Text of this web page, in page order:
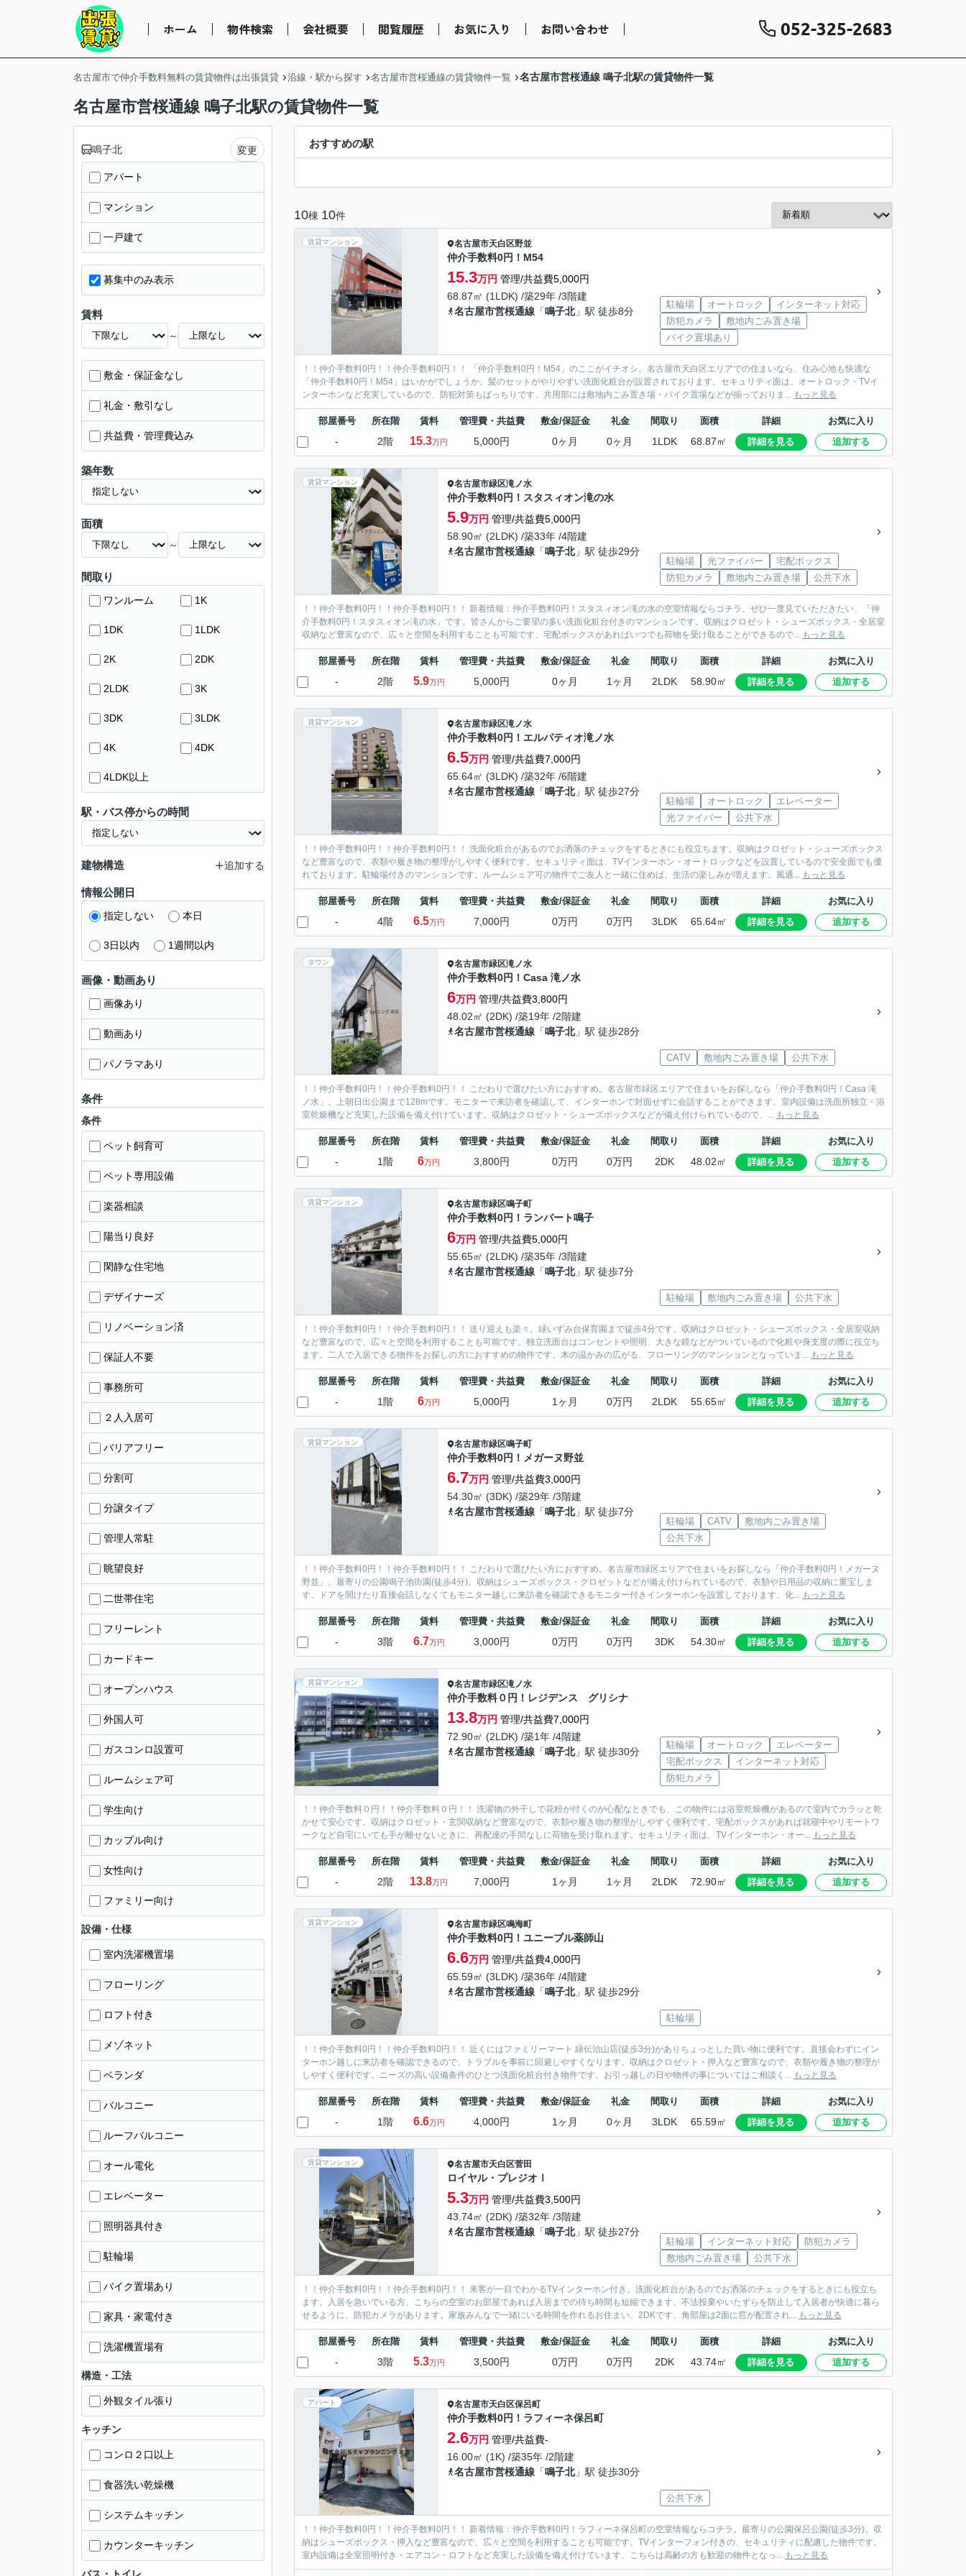
ホーム 物件検索 会社概要 閲覧履歴 お気に入り お問い合わせ 052-325-2683
名古屋市で仲介手数料無料の賃貸物件は出張賃貸 沿線・駅から探す 名古屋市営桜通線の賃貸物件一覧 名古屋市営桜通線 鳴子北駅の賃貸物件一覧
名古屋市営桜通線 鳴子北駅の賃貸物件一覧
おすすめの駅
10棟 10件
賃貸マンション 名古屋市天白区野並
仲介手数料0円！M54
15.3万円 管理/共益費5,000円
68.87㎡ (1LDK) /築29年 /3階建
名古屋市営桜通線 「鳴子北」駅 徒歩8分
駐輪場 オートロック
インターネット対応
防犯カメラ
敷地内ごみ置き場
バイク置場あり
！！仲介手数料0円！！仲介手数料0円！！ 「仲介手数料0円！M54」のここがイチオシ。名古屋市天白区エリアでの住まいなら、住み心地も快適な
「仲介手数料0円！M54」はいかがでしょうか。髪のセットがやりやすい洗面化粧台が設置されております。セキュリティ面は、オートロック・TVイ
ンターホンなど充実しているので、防犯対策もばっちりです。共用部には敷地内ごみ置き場・バイク置場などが揃っておりま... もっと見る
部屋番号 所在階 賃料 管理費・共益費 敷金/保証金 礼金 間取り 面積 詳細 お気に入り
- 2階 15.3万円 5,000円 0ヶ月 0ヶ月 1LDK 68.87㎡ 詳細を見る 追加する
賃貸マンション 名古屋市緑区滝ノ水
仲介手数料0円！スタスィオン滝の水
5.9万円 管理/共益費5,000円
58.90㎡ (2LDK) /築33年 /4階建
名古屋市営桜通線 「鳴子北」駅 徒歩29分
駐輪場 光ファイバー
宅配ボックス
防犯カメラ
敷地内ごみ置き場 公共下水
！！仲介手数料0円！！仲介手数料0円！！ 新着情報：仲介手数料0円！スタスィオン滝の水の空室情報ならコチラ。ぜひ一度見ていただきたい、「仲
介手数料0円！スタスィオン滝の水」です。皆さんからご要望の多い洗面化粧台付きのマンションです。収納はクロゼット・シューズボックス・全居室
収納など豊富なので、広々と空間を利用することも可能です。宅配ボックスがあればいつでも荷物を受け取ることができるので... もっと見る
部屋番号 所在階 賃料 管理費・共益費 敷金/保証金 礼金 間取り 面積 詳細 お気に入り
- 2階 5.9万円 5,000円 0ヶ月 1ヶ月 2LDK 58.90㎡ 詳細を見る 追加する
賃貸マンション 名古屋市緑区滝ノ水
仲介手数料0円！エルパティオ滝ノ水
6.5万円 管理/共益費7,000円
65.64㎡ (3LDK) /築32年 /6階建
名古屋市営桜通線 「鳴子北」駅 徒歩27分
駐輪場 オートロック
エレベーター
光ファイバー
公共下水
！！仲介手数料0円！！仲介手数料0円！！ 洗面化粧台があるのでお洒落のチェックをするときにも役立ちます。収納はクロゼット・シューズボックス
など豊富なので、衣類や履き物の整理がしやすく便利です。セキュリティ面は、TVインターホン・オートロックなどを設置しているので安全面でも優
れております。駐輪場付きのマンションです。ルームシェア可の物件でご友人と一緒に住めば、生活の楽しみが増えます。風通... もっと見る
部屋番号 所在階 賃料 管理費・共益費 敷金/保証金 礼金 間取り 面積 詳細 お気に入り
- 4階 6.5万円 7,000円 0万円 0万円 3LDK 65.64㎡ 詳細を見る 追加する
タウン 名古屋市緑区滝ノ水
仲介手数料0円！Casa 滝ノ水
6万円 管理/共益費3,800円
48.02㎡ (2DK) /築19年 /2階建
名古屋市営桜通線 「鳴子北」駅 徒歩28分
CATV 敷地内ごみ置き場 公共下水
！！仲介手数料0円！！仲介手数料0円！！ こだわりで選びたい方におすすめ。名古屋市緑区エリアで住まいをお探しなら「仲介手数料0円！Casa 滝
ノ水」。上朝日出公園まで128mです。モニターで来訪者を確認して、インターホンで対面せずに会話することができます。室内設備は洗面所独立・浴
室乾燥機など充実した設備を備え付けています。収納はクロゼット・シューズボックスなどが備え付けられているので、... もっと見る
部屋番号 所在階 賃料 管理費・共益費 敷金/保証金 礼金 間取り 面積 詳細 お気に入り
- 1階 6万円 3,800円 0万円 0万円 2DK 48.02㎡ 詳細を見る 追加する
賃貸マンション 名古屋市緑区鳴子町
仲介手数料0円！ランパート鳴子
6万円 管理/共益費5,000円
55.65㎡ (2LDK) /築35年 /3階建
名古屋市営桜通線 「鳴子北」駅 徒歩7分
駐輪場 敷地内ごみ置き場 公共下水
！！仲介手数料0円！！仲介手数料0円！！ 送り迎えも楽々。緑いずみ台保育園まで徒歩4分です。収納はクロゼット・シューズボックス・全居室収納
など豊富なので、広々と空間を利用することも可能です。独立洗面台はコンセントや照明、大きな鏡などがついているので化粧や身支度の際に役立ち
ます。二人で入居できる物件をお探しの方におすすめの物件です。木の温かみの広がる、フローリングのマンションとなっていま... もっと見る
部屋番号 所在階 賃料 管理費・共益費 敷金/保証金 礼金 間取り 面積 詳細 お気に入り
- 1階 6万円 5,000円 1ヶ月 0万円 2LDK 55.65㎡ 詳細を見る 追加する
賃貸マンション 名古屋市緑区鳴子町
仲介手数料0円！メガーヌ野並
6.7万円 管理/共益費3,000円
54.30㎡ (3DK) /築29年 /3階建
名古屋市営桜通線 「鳴子北」駅 徒歩7分
駐輪場 CATV
敷地内ごみ置き場
公共下水
！！仲介手数料0円！！仲介手数料0円！！ こだわりで選びたい方におすすめ。名古屋市緑区エリアで住まいをお探しなら「仲介手数料0円！メガーヌ
野並」。最寄りの公園鳴子池街園(徒歩4分)。収納はシューズボックス・クロゼットなどが備え付けられているので、衣類や日用品の収納に重宝しま
す。ドアを開けたり直接会話しなくてもモニター越しに来訪者を確認できるモニター付きインターホンを設置しております。化... もっと見る
部屋番号 所在階 賃料 管理費・共益費 敷金/保証金 礼金 間取り 面積 詳細 お気に入り
- 3階 6.7万円 3,000円 0万円 0万円 3DK 54.30㎡ 詳細を見る 追加する
賃貸マンション 名古屋市緑区滝ノ水
仲介手数料０円！レジデンス グリシナ
13.8万円 管理/共益費7,000円
72.90㎡ (2LDK) /築1年 /4階建
名古屋市営桜通線 「鳴子北」駅 徒歩30分
駐輪場 オートロック
エレベーター
宅配ボックス
インターネット対応
防犯カメラ
！！仲介手数料０円！！仲介手数料０円！！ 洗濯物の外干しで花粉が付くのが心配なときでも、この物件には浴室乾燥機があるので室内でカラッと乾
かせて安心です。収納はクロゼット・玄関収納など豊富なので、衣類や履き物の整理がしやすく便利です。宅配ボックスがあれば就寝中やリモートワ
ークなど自宅にいても手が離せないときに、再配達の手間なしに荷物を受け取れます。セキュリティ面は、TVインターホン・オー... もっと見る
部屋番号 所在階 賃料 管理費・共益費 敷金/保証金 礼金 間取り 面積 詳細 お気に入り
- 2階 13.8万円 7,000円 1ヶ月 1ヶ月 2LDK 72.90㎡ 詳細を見る 追加する
賃貸マンション 名古屋市緑区鳴海町
仲介手数料0円！ユニーブル薬師山
6.6万円 管理/共益費4,000円
65.59㎡ (3LDK) /築36年 /4階建
名古屋市営桜通線 「鳴子北」駅 徒歩29分
駐輪場
！！仲介手数料0円！！仲介手数料0円！！ 近くにはファミリーマート 緑伝治山店(徒歩3分)がありちょっとした買い物に便利です。直接会わずにイン
ターホン越しに来訪者を確認できるので、トラブルを事前に回避しやすくなります。収納はクロゼット・押入など豊富なので、衣類や履き物の整理が
しやすく便利です。ニーズの高い設備条件のひとつ洗面化粧台付き物件です。お引っ越しの日や物件の事についてはご相談く... もっと見る
部屋番号 所在階 賃料 管理費・共益費 敷金/保証金 礼金 間取り 面積 詳細 お気に入り
- 1階 6.6万円 4,000円 1ヶ月 0ヶ月 3LDK 65.59㎡ 詳細を見る 追加する
賃貸マンション 名古屋市天白区菅田
ロイヤル・プレジオⅠ
5.3万円 管理/共益費3,500円
43.74㎡ (2DK) /築32年 /3階建
名古屋市営桜通線 「鳴子北」駅 徒歩27分
駐輪場 インターネット対応
防犯カメラ
敷地内ごみ置き場
公共下水
！！仲介手数料0円！！仲介手数料0円！！ 来客が一目でわかるTVインターホン付き。洗面化粧台があるのでお洒落のチェックをするときにも役立ち
ます。入居を急いでいる方、こちらの空室のお部屋であれば入居までの待ち時間も短縮できます。不法投棄やいたずらを防止して入居者が快適に暮ら
せるように、防犯カメラがあります。家族みんなで一緒にいる時間を作れるお住まい、2DKです。角部屋は2面に窓が配置され... もっと見る
部屋番号 所在階 賃料 管理費・共益費 敷金/保証金 礼金 間取り 面積 詳細 お気に入り
- 3階 5.3万円 3,500円 0万円 0万円 2DK 43.74㎡ 詳細を見る 追加する
アパート 名古屋市天白区保呂町
仲介手数料0円！ラフィーネ保呂町
2.6万円 管理/共益費-
16.00㎡ (1K) /築35年 /2階建
名古屋市営桜通線 「鳴子北」駅 徒歩30分
公共下水
！！仲介手数料0円！！仲介手数料0円！！ 新着情報：仲介手数料0円！ラフィーネ保呂町の空室情報ならコチラ。最寄りの公園保呂公園(徒歩3分)。収
納はシューズボックス・押入など豊富なので、広々と空間を利用することも可能です。TVインターフォン付きの、セキュリティに配慮した物件です。
室内設備は全室照明付き・エアコン・ロフトなど充実した設備を備え付けています。こちらは高齢の方も歓迎の物件となっ... もっと見る
鳴子北 変更
アパート
マンション
一戸建て
募集中のみ表示
賃料
～
敷金・保証金なし
礼金・敷引なし
共益費・管理費込み
築年数
面積
～
間取り
ワンルーム 1K
1DK 1LDK
2K 2DK
2LDK 3K
3DK 3LDK
4K 4DK
4LDK以上
駅・バス停からの時間
建物構造 追加する
情報公開日
指定しない 本日
3日以内 1週間以内
画像・動画あり
画像あり
動画あり
パノラマあり
条件
条件
ペット飼育可
ペット専用設備
楽器相談
陽当り良好
閑静な住宅地
デザイナーズ
リノベーション済
保証人不要
事務所可
２人入居可
バリアフリー
分割可
分譲タイプ
管理人常駐
眺望良好
二世帯住宅
フリーレント
カードキー
オープンハウス
外国人可
ガスコンロ設置可
ルームシェア可
学生向け
カップル向け
女性向け
ファミリー向け
設備・仕様
室内洗濯機置場
フローリング
ロフト付き
メゾネット
ベランダ
バルコニー
ルーフバルコニー
オール電化
エレベーター
照明器具付き
駐輪場
バイク置場あり
家具・家電付き
洗濯機置場有
構造・工法
外観タイル張り
キッチン
コンロ２口以上
食器洗い乾燥機
システムキッチン
カウンターキッチン